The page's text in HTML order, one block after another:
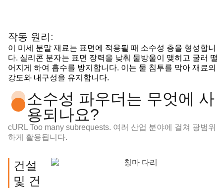
작동 원리:
이 미세 분말 재료는 표면에 적용될 때 소수성 층을 형성합니
다. 실리콘 분자는 표면 장력을 낮춰 물방울이 맺히고 굴러 떨
어지게 하여 흡수를 방지합니다. 이는 물 침투를 막아 재료의
강도와 내구성을 유지합니다.
소수성 파우더는 무엇에 사
용되나요?
cURL Too many subrequests. 여러 산업 분야에 걸쳐 광범위
하게 활용됩니다.
건설
및 건